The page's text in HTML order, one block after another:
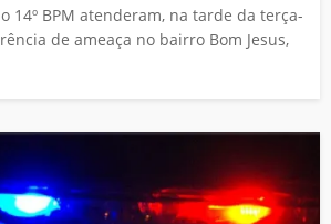
14º BPM atenderam, na tarde da terça-
de ameaça no bairro Bom Jesus,